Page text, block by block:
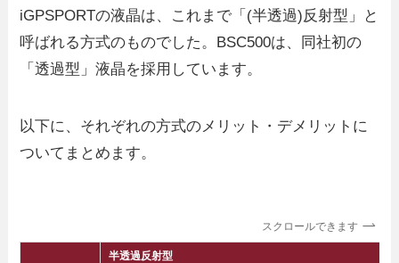
iGPSPORTの液晶は、これまで「(半透過)反射型」と
呼ばれる方式のものでした。BSC500は、同社初の
「透過型」液晶を採用しています。
以下に、それぞれの方式のメリット・デメリットに
ついてまとめます。
スクロールできます
半透過反射型